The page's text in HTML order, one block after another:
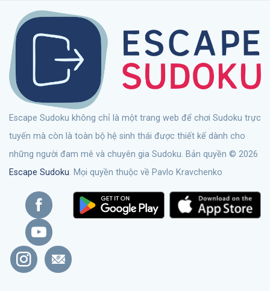
Escape Sudoku không chỉ là một trang web để chơi Sudoku trực
tuyến mà còn là toàn bộ hệ sinh thái được thiết kế dành cho
những người đam mê và chuyên gia Sudoku. Bản quyền © 2026
Escape Sudoku. Mọi quyền thuộc về Pavlo Kravchenko